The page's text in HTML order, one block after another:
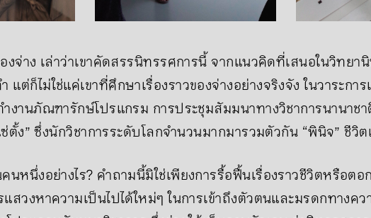
จ่าง เล่าว่าเขาคัดสรรนิทรรศการนี้ จากแนวคิดที่เสนอในวิทยา
ต่ก็ไม่ใช่แค่เขาที่ศึกษาเรื่องราวของจ่างอย่างจริงจัง ในวาระก
งานภัณฑารักษ์โปรแกรม การประชุมสัมมนาทางวิชาการนานาชา
ง” ซึ่งนักวิชาการระดับโลกจำนวนมากมารวมตัวกัน “พินิจ” ชีวิ
นหนึ่งอย่างไร? คำถามนี้มิใช่เพียงการรื้อฟื้นเรื่องราวชีวิตหรือต
สวงหาความเป็นไปได้ใหม่ๆ ในการเข้าถึงตัวตนและมรดกทางค